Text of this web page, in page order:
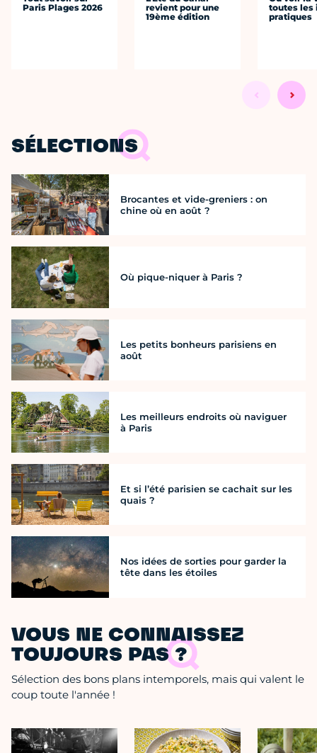
Paris Plages 2026
revient pour une
19ème édition
toutes les
pratiques
SÉLECTIONS
Brocantes et vide-greniers : on
chine où en août ?
Où pique-niquer à Paris ?
Les petits bonheurs parisiens en
août
Les meilleurs endroits où naviguer
à Paris
Et si l’été parisien se cachait sur les
quais ?
Nos idées de sorties pour garder la
tête dans les étoiles
VOUS NE CONNAISSEZ
TOUJOURS PAS ?
Sélection des bons plans intemporels, mais qui valent le
coup toute l'année !